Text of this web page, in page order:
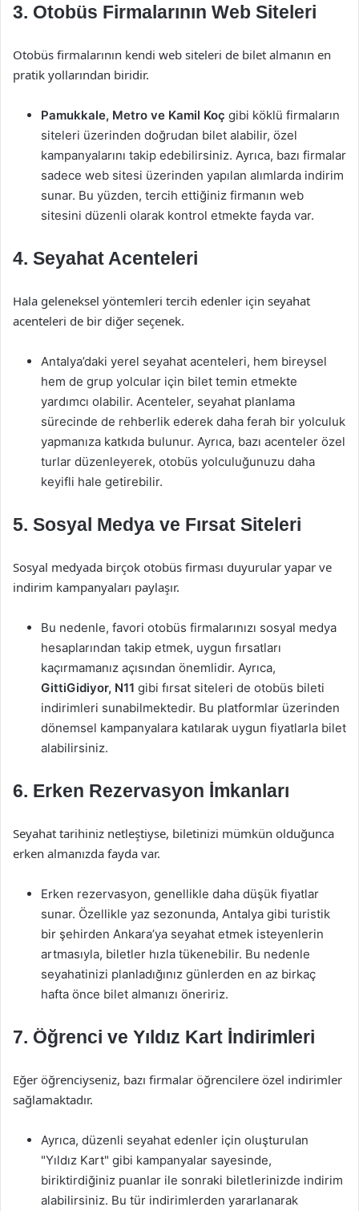
3. Otobüs Firmalarının Web Siteleri
Otobüs firmalarının kendi web siteleri de bilet almanın en
pratik yollarından biridir.
Pamukkale, Metro ve Kamil Koç gibi köklü firmaların
siteleri üzerinden doğrudan bilet alabilir, özel
kampanyalarını takip edebilirsiniz. Ayrıca, bazı firmalar
sadece web sitesi üzerinden yapılan alımlarda indirim
sunar. Bu yüzden, tercih ettiğiniz firmanın web
sitesini düzenli olarak kontrol etmekte fayda var.
4. Seyahat Acenteleri
Hala geleneksel yöntemleri tercih edenler için seyahat
acenteleri de bir diğer seçenek.
Antalya’daki yerel seyahat acenteleri, hem bireysel
hem de grup yolcular için bilet temin etmekte
yardımcı olabilir. Acenteler, seyahat planlama
sürecinde de rehberlik ederek daha ferah bir yolculuk
yapmanıza katkıda bulunur. Ayrıca, bazı acenteler özel
turlar düzenleyerek, otobüs yolculuğunuzu daha
keyifli hale getirebilir.
5. Sosyal Medya ve Fırsat Siteleri
Sosyal medyada birçok otobüs firması duyurular yapar ve
indirim kampanyaları paylaşır.
Bu nedenle, favori otobüs firmalarınızı sosyal medya
hesaplarından takip etmek, uygun fırsatları
kaçırmamanız açısından önemlidir. Ayrıca,
GittiGidiyor, N11 gibi fırsat siteleri de otobüs bileti
indirimleri sunabilmektedir. Bu platformlar üzerinden
dönemsel kampanyalara katılarak uygun fiyatlarla bilet
alabilirsiniz.
6. Erken Rezervasyon İmkanları
Seyahat tarihiniz netleştiyse, biletinizi mümkün olduğunca
erken almanızda fayda var.
Erken rezervasyon, genellikle daha düşük fiyatlar
sunar. Özellikle yaz sezonunda, Antalya gibi turistik
bir şehirden Ankara’ya seyahat etmek isteyenlerin
artmasıyla, biletler hızla tükenebilir. Bu nedenle
seyahatinizi planladığınız günlerden en az birkaç
hafta önce bilet almanızı öneririz.
7. Öğrenci ve Yıldız Kart İndirimleri
Eğer öğrenciyseniz, bazı firmalar öğrencilere özel indirimler
sağlamaktadır.
Ayrıca, düzenli seyahat edenler için oluşturulan
"Yıldız Kart" gibi kampanyalar sayesinde,
biriktirdiğiniz puanlar ile sonraki biletlerinizde indirim
alabilirsiniz. Bu tür indirimlerden yararlanarak